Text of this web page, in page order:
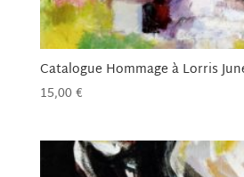
Catalogue Hommage à Lorris
15,00€